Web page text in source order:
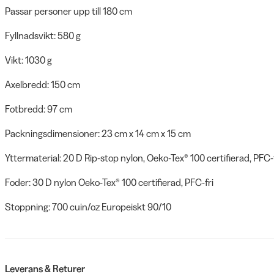
Passar personer upp till 180 cm
Fyllnadsvikt: 580 g
Vikt: 1030 g
Axelbredd: 150 cm
Fotbredd: 97 cm
Packningsdimensioner: 23 cm x 14 cm x 15 cm
Yttermaterial: 20 D Rip-stop nylon, Oeko-Tex® 100 certifierad,
Foder: 30 D nylon Oeko-Tex® 100 certifierad, PFC-fri
Stoppning: 700 cuin/oz Europeiskt 90/10
Leverans & Returer